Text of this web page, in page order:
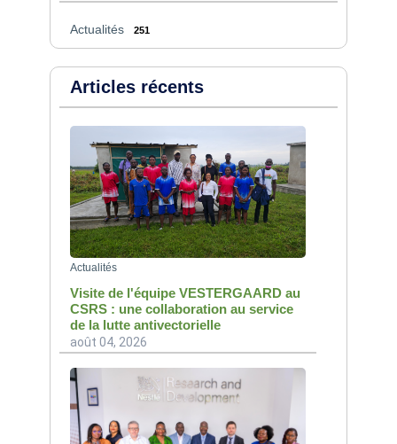
Actualités 251
Articles récents
Actualités
Visite de l'équipe VESTERGAARD au
CSRS : une collaboration au service
de la lutte antivectorielle
août 04, 2026